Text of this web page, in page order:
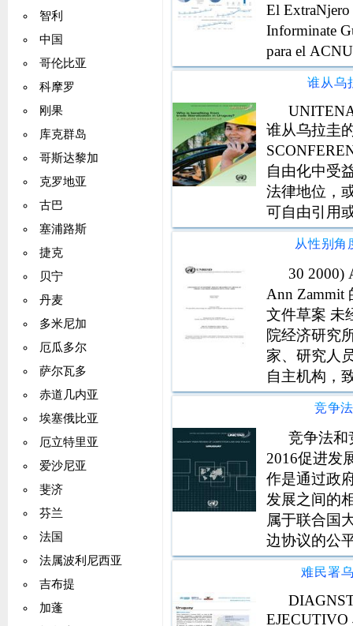
智利
中国
哥伦比亚
科摩罗
刚果
库克群岛
哥斯达黎加
克罗地亚
古巴
塞浦路斯
捷克
贝宁
丹麦
多米尼加
厄瓜多尔
萨尔瓦多
赤道几内亚
埃塞俄比亚
厄立特里亚
爱沙尼亚
斐济
芬兰
法国
法属波利尼西亚
吉布提
加蓬
El
Informinate
para el
comparacin
ao。
refugiados y
52.03%
en datos de
Estimacin
45.14% 36%
4％3％2％2
月2日，
14,908
委内瑞拉
(8%)
asilo Cuba
伦比亚 Siria
Camern 塞
西 Nuevas
6,2,397 662
114 173
埃拉诺全部
nuevas
de
del cierre de
intensificacin
la poblacin
que
encontraban
谁从乌
谁从乌拉圭
自由化中受
法律地位，
可自由引用
秘书处的引
UNITED
30 2000)
Ann Zammit
文件草案 未
院经济研究
家、研究人
自主机构，
研究，其工
和政治对
竞争
竞争法和
2016促进发
作是通过政
发展之间的
属于联合国
边协议的公
们的发展需
不一定反映
式并不意味
难民署
EJECUTIVO